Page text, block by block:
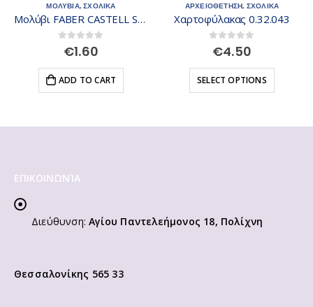
ΜΟΛΥΒΙΑ,ΣΧΟΛΙΚΑ
Μολύβι FABER CASTELL Sparkle B χρυσό 118214
out of 5
€1.60
ADD TO CART
ΑΡΧΕΙΟΘΕΤΗΣΗ, ΣΧΟΛΙΚΑ
Xαρτοφύλακας 0.32.043
out of 5
€4.50
SELECT OPTIONS
ΕΠΙΚΟΙΝΩΝΊΑ
Διεύθυνση: Αγίου Παντελεήμονος 18, Πολίχνη
Θεσσαλονίκης 565 33